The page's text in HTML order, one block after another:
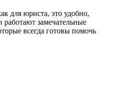
для юриста, это удобно,
замечательные
всегда готовы помочь